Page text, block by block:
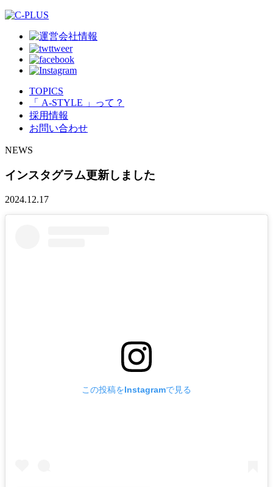
TOPICS
「 A-STYLE 」って？
採用情報
お問い合わせ
NEWS
インスタグラム更新しました
2024.12.17
この投稿をInstagramで見る